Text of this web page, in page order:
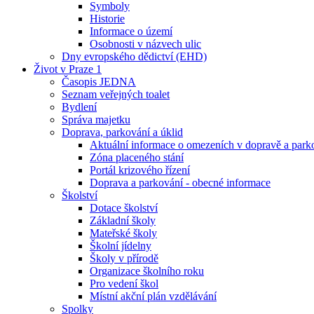
Symboly
Historie
Informace o území
Osobnosti v názvech ulic
Dny evropského dědictví (EHD)
Život v Praze 1
Časopis JEDNA
Seznam veřejných toalet
Bydlení
Správa majetku
Doprava, parkování a úklid
Aktuální informace o omezeních v dopravě a
Zóna placeného stání
Portál krizového řízení
Doprava a parkování - obecné informace
Školství
Dotace školství
Základní školy
Mateřské školy
Školní jídelny
Školy v přírodě
Organizace školního roku
Pro vedení škol
Místní akční plán vzdělávání
Spolky